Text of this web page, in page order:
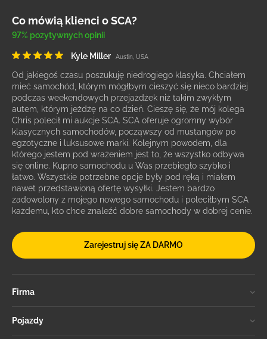
Co mówią klienci o SCA?
97% pozytywnych opinii
Kyle Miller Austin, USA
Od jakiegoś czasu poszukuję niedrogiego klasyka. Chciałem
mieć samochód, którym mógłbym cieszyć się nieco bardziej
podczas weekendowych przejażdżek niż takim zwykłym
autem, którym jeżdżę na co dzień. Cieszę się, że mój kolega
Chris polecił mi aukcje SCA. SCA oferuje ogromny wybór
klasycznych samochodów, począwszy od mustangów po
egzotyczne i luksusowe marki. Kolejnym powodem, dla
którego jestem pod wrażeniem jest to, że wszystko odbywa
się online. Kupno samochodu u Was przebiegło szybko i
łatwo. Wszystkie potrzebne opcje były pod ręką i miałem
nawet przedstawioną ofertę wysyłki. Jestem bardzo
zadowolony z mojego nowego samochodu i poleciłbym SCA
każdemu, kto chce znaleźć dobre samochody w dobrej cenie.
Zarejestruj się ZA DARMO
Firma
Pojazdy